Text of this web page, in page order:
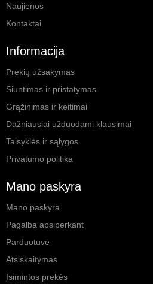
Naujienos
Kontaktai
Informacija
Prekių užsakymas
Siuntimas ir pristatymas
Grąžinimas ir keitimai
Dažniausiai užduodami klausimai
Taisyklės ir sąlygos
Privatumo politika
Mano paskyra
Mano paskyra
Pagalba apsiperkant
Parduotuvė
Atsiskaitymas
Įsimintos prekės